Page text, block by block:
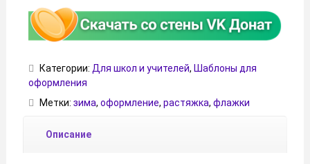
Категории: Для школ и учителей, Шаблоны для
оформления
Метки: зима, оформление, растяжка, флажки
Описание